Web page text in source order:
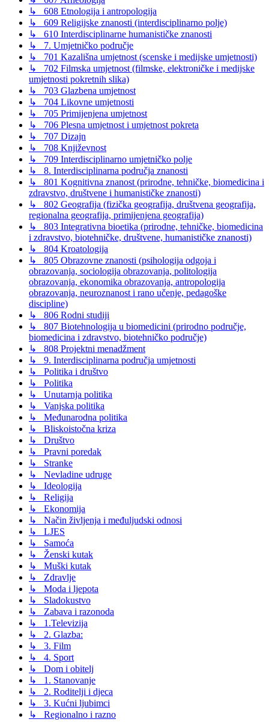
↳ 608 Etnologija i antropologija
↳ 609 Religijske znanosti (interdisciplinarno polje)
↳ 610 Interdisciplinarne humanističke znanosti
↳ 7. Umjetničko područje
↳ 701 Kazališna umjetnost (scenske i medijske umjetnosti)
↳ 702 Filmska umjetnost (filmske, elektroničke i medijske
umjetnosti pokretnih slika)
↳ 703 Glazbena umjetnost
↳ 704 Likovne umjetnosti
↳ 705 Primijenjena umjetnost
↳ 706 Plesna umjetnost i umjetnost pokreta
↳ 707 Dizajn
↳ 708 Književnost
↳ 709 Interdisciplinarno umjetničko polje
↳ 8. Interdisciplinarna područja znanosti
↳ 801 Kognitivna znanost (prirodne, tehničke, biomedicina i
zdravstvo, društvene i humanističke znanosti)
↳ 802 Geografija (fizička geografija, društvena geografija,
regionalna geografija, primijenjena geografija)
↳ 803 Integrativna bioetika (prirodne, tehničke, biomedicina
i zdravstvo, biotehničke, društvene, humanističke znanosti)
↳ 804 Kroatologija
↳ 805 Obrazovne znanosti (psihologija odgoja i
obrazovanja, sociologija obrazovanja, politologija
obrazovanja, ekonomika obrazovanja, antropologija
obrazovanja, neuroznanost i rano učenje, pedagoške
discipline)
↳ 806 Rodni studiji
↳ 807 Biotehnologija u biomedicini (prirodno područje,
biomedicina i zdravstvo, biotehničko područje)
↳ 808 Projektni menadžment
↳ 9. Interdisciplinarna područja umjetnosti
↳ Politika i društvo
↳ Politika
↳ Unutarnja politika
↳ Vanjska politika
↳ Međunarodna politika
↳ Bliskoistočna kriza
↳ Društvo
↳ Pravni poredak
↳ Stranke
↳ Nevladine udruge
↳ Ideologija
↳ Religija
↳ Ekonomija
↳ Način življenja i međuljudski odnosi
↳ LJES
↳ Samoća
↳ Ženski kutak
↳ Muški kutak
↳ Zdravlje
↳ Moda i ljepota
↳ Sladokustvo
↳ Zabava i razonoda
↳ 1.Televizija
↳ 2. Glazba:
↳ 3. Film
↳ 4. Sport
↳ Dom i obitelj
↳ 1. Stanovanje
↳ 2. Roditelji i djeca
↳ 3. Kućni ljubimci
↳ Regionalno i razno